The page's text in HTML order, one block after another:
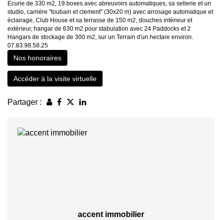
Ecurie de 330 m2, 19 boxes avec abreuvoirs automatiques, sa sellerie et un
studio, carrière "toubain et clement" (30x20 m) avec arrosage automatique et
éclairage, Club House et sa terrasse de 150 m2, douches intérieur et
extérieur, hangar de 630 m2 pour stabulation avec 24 Paddocks et 2
Hangars de stockage de 300 m2, sur un Terrain d'un hectare environ.
07.83.98.58.25
Nos honoraires
Accéder à la visite virtuelle
Partager :
accent immobilier